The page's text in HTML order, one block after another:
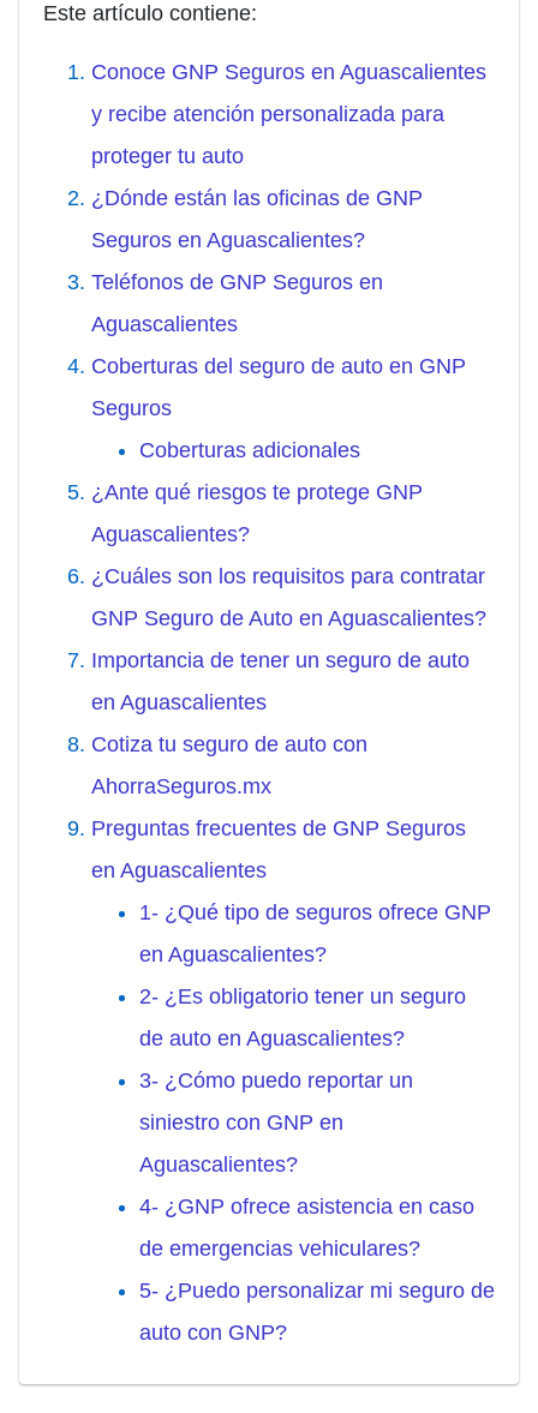
Este artículo contiene:
Conoce GNP Seguros en Aguascalientes
y recibe atención personalizada para
proteger tu auto
¿Dónde están las oficinas de GNP
Seguros en Aguascalientes?
Teléfonos de GNP Seguros en
Aguascalientes
Coberturas del seguro de auto en GNP
Seguros
Coberturas adicionales
¿Ante qué riesgos te protege GNP
Aguascalientes?
¿Cuáles son los requisitos para contratar
GNP Seguro de Auto en Aguascalientes?
Importancia de tener un seguro de auto
en Aguascalientes
Cotiza tu seguro de auto con
AhorraSeguros.mx
Preguntas frecuentes de GNP Seguros
en Aguascalientes
1- ¿Qué tipo de seguros ofrece GNP
en Aguascalientes?
2- ¿Es obligatorio tener un seguro
de auto en Aguascalientes?
3- ¿Cómo puedo reportar un
siniestro con GNP en
Aguascalientes?
4- ¿GNP ofrece asistencia en caso
de emergencias vehiculares?
5- ¿Puedo personalizar mi seguro de
auto con GNP?